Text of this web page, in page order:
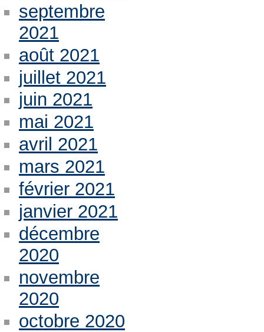
septembre
2021
août 2021
juillet 2021
juin 2021
mai 2021
avril 2021
mars 2021
février 2021
janvier 2021
décembre
2020
novembre
2020
octobre 2020